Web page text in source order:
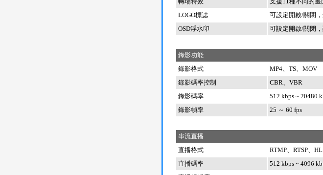
LOGO標誌
可設定開啟/關閉
OSD浮水印
可設定開啟/關閉
錄影功能
錄影格式
MP4、TS、MOV
錄影碼率控制
CBR、VBR
錄影碼率
512 kbps ~ 20480
錄影幀率
25 ～ 60 fps
串流直播
直播格式
RTMP、RTSP、
直播碼率
512 kbps ~ 4096